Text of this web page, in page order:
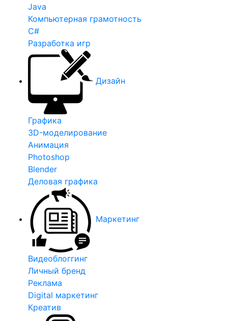
Java
Компьютерная грамотность
C#
Разработка игр
Дизайн
Графика
3D-моделирование
Анимация
Photoshop
Blender
Деловая графика
Маркетинг
Видеоблоггинг
Личный бренд
Реклама
Digital маркетинг
Креатив